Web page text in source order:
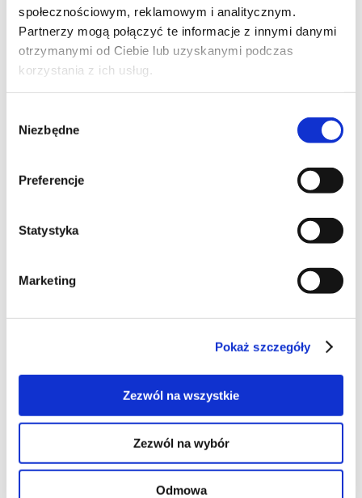
społecznościowym, reklamowym i analitycznym.
Partnerzy mogą połączyć te informacje z innymi danymi
otrzymanymi od Ciebie lub uzyskanymi podczas
korzystania z ich usług.
zgody
Niezbędne
Preferencje
Statystyka
Marketing
Pokaż szczegóły
Zezwól na wszystkie
Zezwól na wybór
Odmowa
6
Moje ulubione
23
27